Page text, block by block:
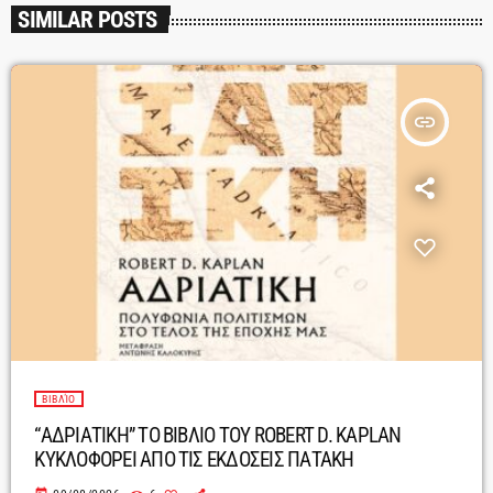
SIMILAR POSTS
insert_link
ΒΙΒΛΊΟ
“ΑΔΡΙΑΤΙΚΗ” ΤΟ ΒΙΒΛΙΟ ΤΟΥ ROBERT D. KAPLAN
ΚΥΚΛΟΦΟΡΕΙ ΑΠΟ ΤΙΣ ΕΚΔΟΣΕΙΣ ΠΑΤΑΚΗ